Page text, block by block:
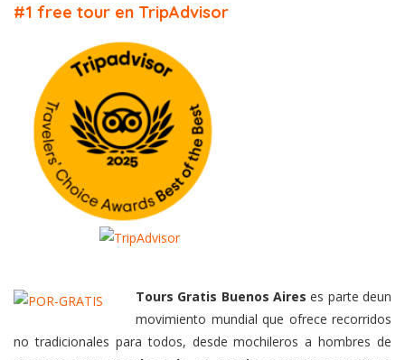
#1 free tour en TripAdvisor
Tours Gratis Buenos Aireses parte deun
movimiento mundial que ofrece recorridos
no tradicionales para todos, desde mochileros a hombres de